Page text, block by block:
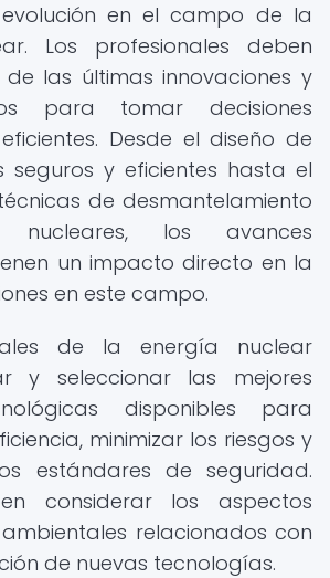
en el campo de la
Los profesionales deben
las últimas innovaciones y
para tomar decisiones
Desde el diseño de
seguros y eficientes hasta el
de desmantelamiento
los avances
un impacto directo en la
en este campo.
de la energía nuclear
y seleccionar las mejores
disponibles para
minimizar los riesgos y
estándares de seguridad.
considerar los aspectos
relacionados con
de nuevas tecnologías.